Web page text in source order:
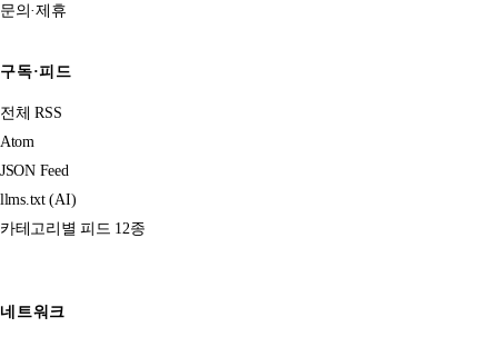
문의·제휴
구독·피드
전체 RSS
Atom
JSON Feed
llms.txt (AI)
카테고리별 피드 12종
네트워크